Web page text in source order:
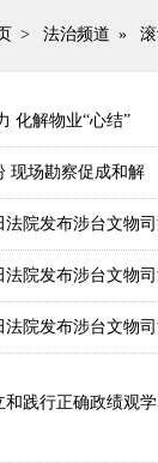
> 法治频道 »
化解物业“心结”
现场勘察促成和解
法院发布涉台文物
法院发布涉台文物
法院发布涉台文物
和践行正确政绩观